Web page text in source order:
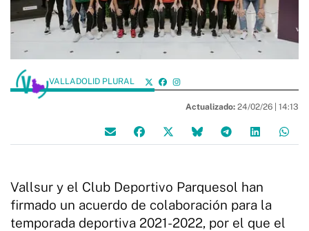
VALLADOLID PLURAL
Actualizado: 24/02/26 | 14:13
Vallsur y el Club Deportivo Parquesol han
firmado un acuerdo de colaboración para la
temporada deportiva 2021-2022, por el que el